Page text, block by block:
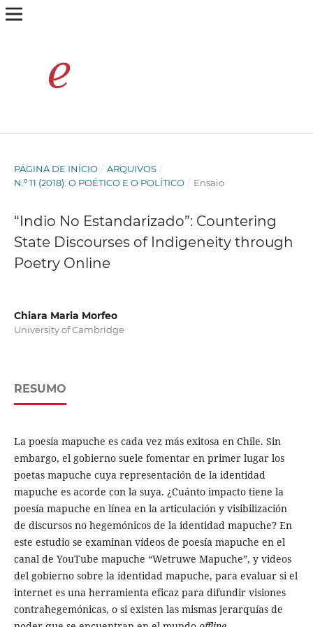
PÁGINA DE INÍCIO / ARQUIVOS /
N.º 11 (2018): O POÉTICO E O POLÍTICO / Ensaio
“Indio No Estandarizado”: Countering
State Discourses of Indigeneity through
Poetry Online
Chiara Maria Morfeo
University of Cambridge
RESUMO
La poesía mapuche es cada vez más exitosa en Chile. Sin
embargo, el gobierno suele fomentar en primer lugar los
poetas mapuche cuya representación de la identidad
mapuche es acorde con la suya. ¿Cuánto impacto tiene la
poesía mapuche en línea en la articulación y visibilización
de discursos no hegemónicos de la identidad mapuche? En
este estudio se examinan vídeos de poesía mapuche en el
canal de YouTube mapuche “Wetruwe Mapuche”, y videos
del gobierno sobre la identidad mapuche, para evaluar si el
internet es una herramienta eficaz para difundir visiones
contrahegemónicas, o si existen las mismas jerarquías de